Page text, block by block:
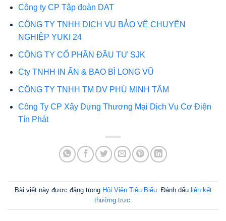
Công ty CP Tập đoàn DAT
CÔNG TY TNHH DỊCH VỤ BẢO VỆ CHUYÊN
NGHIỆP YUKI 24
CÔNG TY CỔ PHẦN ĐẦU TƯ SJK
Cty TNHH IN ẤN & BAO BÌ LONG VŨ
CÔNG TY TNHH TM DV PHÚ MINH TÂM
Công Ty CP Xây Dựng Thương Mại Dịch Vụ Cơ Điện
Tín Phát
Bài viết này được đăng trong Hội Viên Tiêu Biểu. Đánh dấu liên kết
thường trực